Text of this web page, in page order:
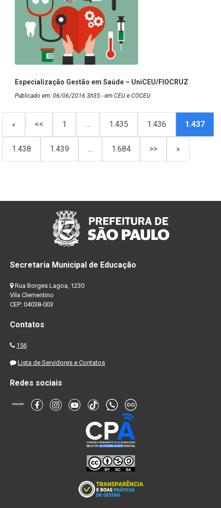
Especialização Gestão em Saúde – UniCEU/FIOCRUZ
Publicado em: 06/06/2016 3h35 - em CEU e COCEU
« << 1 … 1.435 1.436 1.437
1.438 1.439 … 1.684 >> »
Secretaria Municipal de Educação
Rua Borges Lagoa, 1230
Vila Clementino
CEP: 04038-003
Contatos
156
Lista de Servidores e Contatos
Redes sociais